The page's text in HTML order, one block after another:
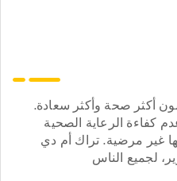
أكثر صحة وأكثر سعادة.
كفاءة الرعاية الصحية
غير مرضية. تراك أم دي
لجميع الناس